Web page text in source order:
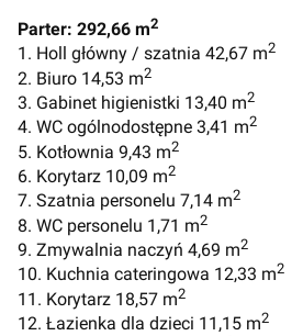
Parter: 292,66 m2
1. Holl główny / szatnia 42,67 m2
2. Biuro 14,53 m2
3. Gabinet higienistki 13,40 m2
4. WC ogólnodostępne 3,41 m2
5. Kotłownia 9,43 m2
6. Korytarz 10,09 m2
7. Szatnia personelu 7,14 m2
8. WC personelu 1,71 m2
9. Zmywalnia naczyń 4,69 m2
10. Kuchnia cateringowa 12,33 m2
11. Korytarz 18,57 m2
12. Łazienka dla dzieci 11,15 m2